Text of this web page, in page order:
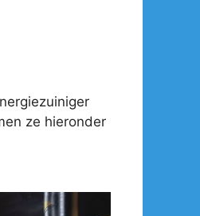
ze hieronder